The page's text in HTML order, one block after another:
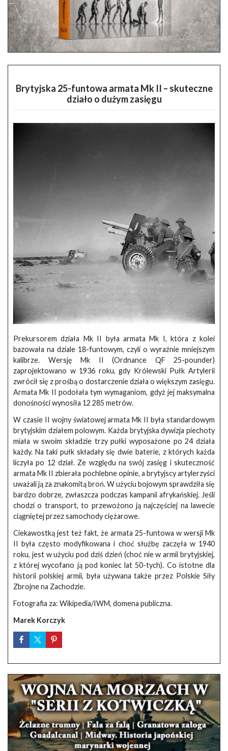
Brytyjska 25-funtowa armata Mk II – skuteczne
działo o dużym zasięgu
Prekursorem działa Mk II była armata Mk I, która z kolei
bazowała na dziale 18-funtowym, czyli o wyraźnie mniejszym
kalibrze. Wersję Mk II (Ordnance QF 25-pounder)
zaprojektowano w 1936 roku, gdy Królewski Pułk Artylerii
zwrócił się z prośbą o dostarczenie działa o większym zasięgu.
Armata Mk II podołała tym wymaganiom, gdyż jej maksymalna
donośności wynosiła 12 285 metrów.
W czasie II wojny światowej armata Mk II była standardowym
brytyjskim działem polowym. Każda brytyjska dywizja piechoty
miała w swoim składzie trzy pułki wyposażone po 24 działa
każdy. Na taki pułk składały się dwie baterie, z których każda
liczyła po 12 dział. Ze względu na swój zasięg i skuteczność
armata Mk II zbierała pochlebne opinie, a brytyjscy artylerzyści
uważali ją za znakomitą broń. W użyciu bojowym sprawdziła się
bardzo dobrze, zwłaszcza podczas kampanii afrykańskiej. Jeśli
chodzi o transport, to przewożono ją najczęściej na lawecie
ciągniętej przez samochody ciężarowe.
Ciekawostką jest też fakt, że armata 25-funtowa w wersji Mk
II była często modyfikowana i choć służbę zaczęła w 1940
roku, jest w użyciu pod dziś dzień (choć nie w armii brytyjskiej,
z której wycofano ją pod koniec lat 50-tych). Co istotne dla
historii polskiej armii, była używana także przez Polskie Siły
Zbrojne na Zachodzie.
Fotografia za: Wikipedia/IWM, domena publiczna.
Marek Korczyk